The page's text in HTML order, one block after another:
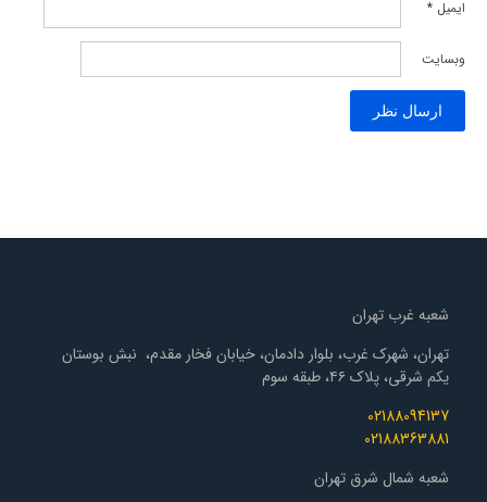
ایمیل *
وبسایت
شعبه غرب تهران
تهران، شهرک غرب، بلوار دادمان، خیابان فخار مقدم، نبش بوستان
یکم شرقی، پلاک ۴۶، طبقه سوم
02188094137
02188363881
شعبه شمال شرق تهران